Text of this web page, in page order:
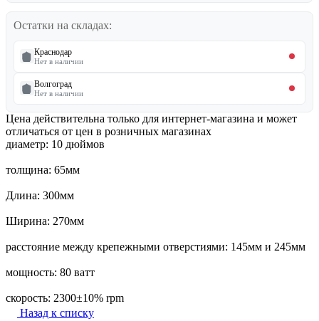
Остатки на складах:
Краснодар
Нет в наличии
Волгоград
Нет в наличии
Цена действительна только для интернет-магазина и может
отличаться от цен в розничных магазинах
диаметр: 10 дюймов
толщина: 65мм
Длина: 300мм
Ширина: 270мм
расстояние между крепежными отверстиями: 145мм и 245мм
мощность: 80 ватт
скорость: 2300±10% rpm
Назад к списку